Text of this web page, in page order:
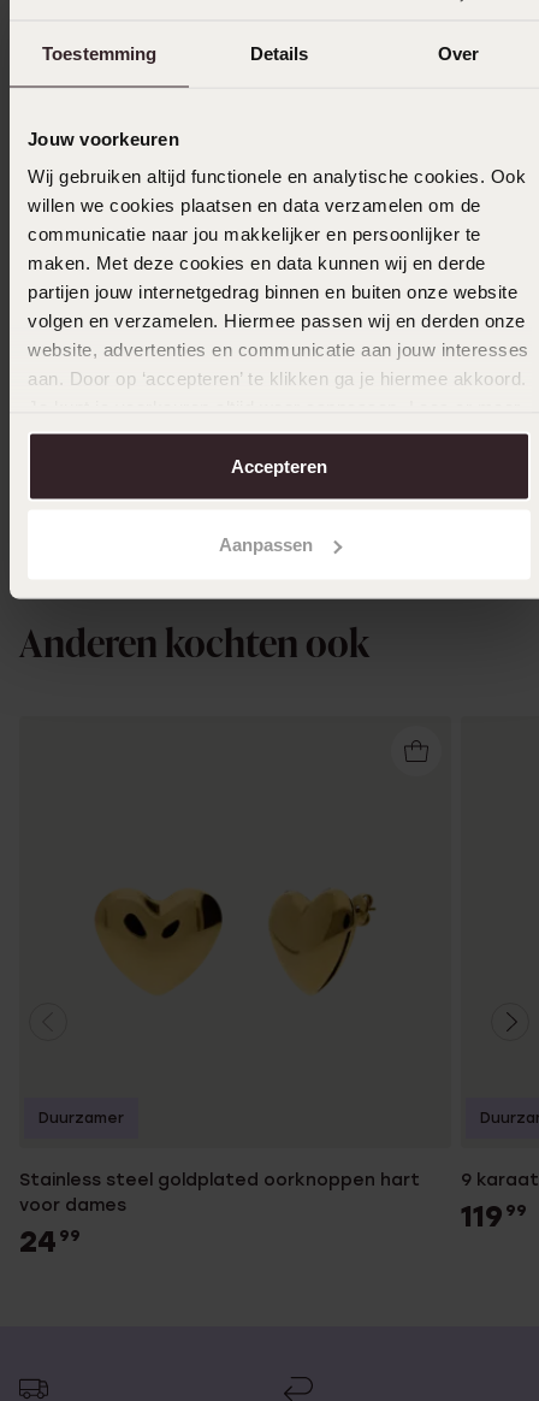
Toestemming Details Over
Jouw voorkeuren
Wij gebruiken altijd functionele en analytische cookies. Ook
willen we cookies plaatsen en data verzamelen om de
communicatie naar jou makkelijker en persoonlijker te
maken. Met deze cookies en data kunnen wij en derde
partijen jouw internetgedrag binnen en buiten onze website
volgen en verzamelen. Hiermee passen wij en derden onze
website, advertenties en communicatie aan jouw interesses
aan. Door op ‘accepteren’ te klikken ga je hiermee akkoord.
over in onscookiebeleid.
Accepteren
Aanpassen
14 Karaat geelgouden ring met zirkonia
349.99 249
9 karaat
1149.99
Anderen kochten ook
Stainless steel goldplated oorknoppen hart
voor dames
24 99
Duurzamer
9
119 99